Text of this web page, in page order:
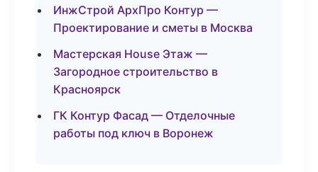
ИнжСтрой АрхПро Контур —
Проектирование и сметы в Москва
Мастерская House Этаж —
Загородное строительство в
Красноярск
ГК Контур Фасад — Отделочные
работы под ключ в Воронеж